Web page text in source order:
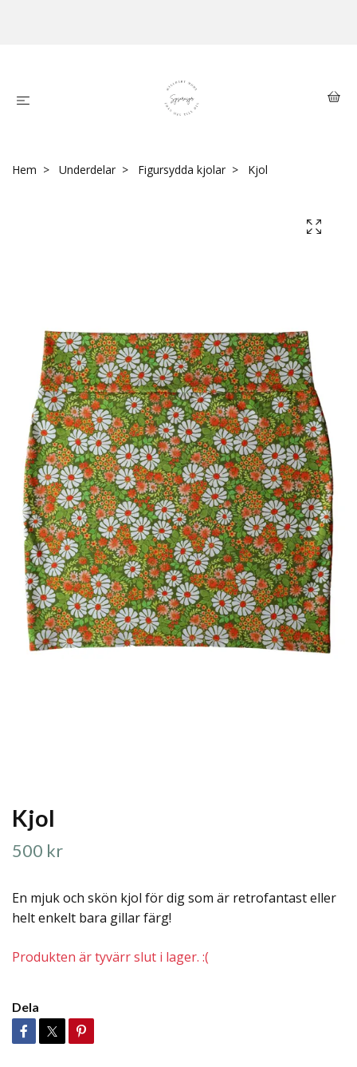
Hem Underdelar Figursydda kjolar Kjol
Kjol
500 kr
En mjuk och skön kjol för dig som är retrofantast eller
helt enkelt bara gillar färg!
Produkten är tyvärr slut i lager. :(
Dela